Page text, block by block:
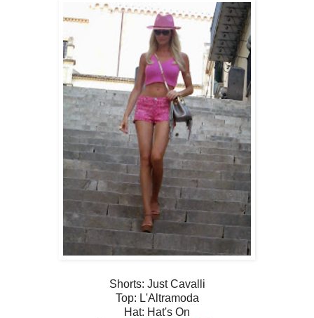
Shorts: Just Cavalli
Top: L'Altramoda
Hat: Hat's On